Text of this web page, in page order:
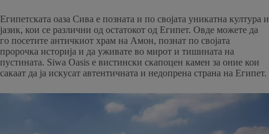
Египетската оаза Сива е позната и по својата уникатна култура и
јазик, кои се различни од остатокот од Египет. Овде можете да
го посетите античкиот храм на Амон, познат по својата
пророчка историја и да уживате во мирот и тишината на
пустината. Siwa Oasis е вистински скапоцен камен за оние кои
сакаат да ја искусат автентичната и недопрена страна на Египет.